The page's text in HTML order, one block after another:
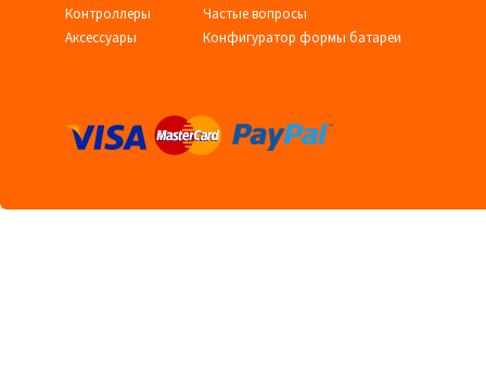
Контроллеры
Аксессуары
Частые вопросы
Конфигуратор формы батареи